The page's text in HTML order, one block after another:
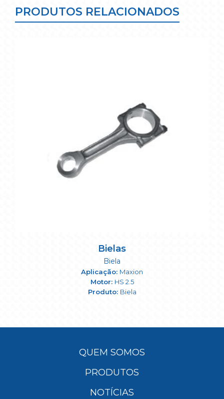
PRODUTOS RELACIONADOS
Bielas
Biela
Maxion
HS 2.5
Biela
QUEM SOMOS
PRODUTOS
NOTÍCIAS